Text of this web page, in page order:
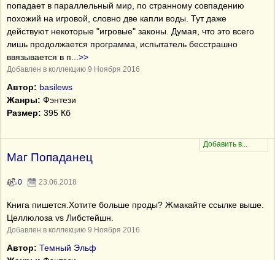
попадает в параллельный мир, по странному совпадению
похожий на игровой, словно две капли воды. Тут даже
действуют некоторые "игровые" законы. Думая, что это всего
лишь продолжается программа, испытатель бесстрашно
ввязывается в п
>>
Добавлен в коллекцию 9 Ноября 2016
Автор: basilews
Жанры: Фэнтези
Размер: 395 Кб
Маг Попаданец
0 23.06.2018
Книга пишется.Хотите больше проды? Жмакайте ссылке выше.
Целлюлоза vs Либстейшн.
Добавлен в коллекцию 9 Ноября 2016
Автор: Темный Эльф